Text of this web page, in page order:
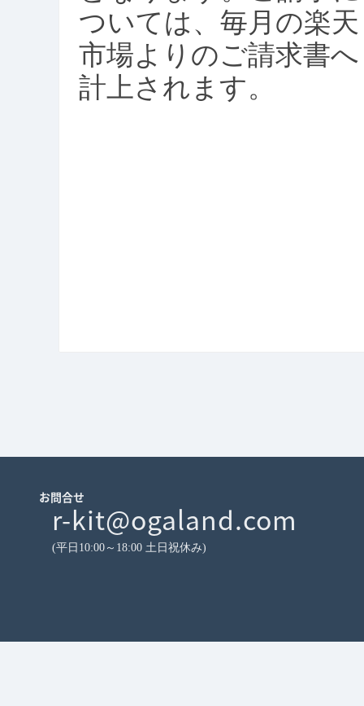
ついては、毎月の楽天
市場よりのご請求書へ
計上されます。
お問合せ
r-kit@ogaland.com
(平日10:00～18:00 土日祝休み)